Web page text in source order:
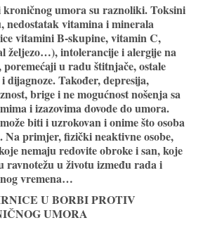
kroničnog umora su raznoliki. Toksini
nedostatak vitamina i minerala
vitamini B-skupine, vitamin C,
željezo…), intolerancije i alergije na
u radu štitnjače, ostale
dijagnoze. Također, depresija,
brige i ne mogućnost nošenja sa
i izazovima dovode do umora.
biti i uzrokovan i onime što osoba
Na primjer, fizički neaktivne osobe,
nemaju redovite obroke i san, koje
ravnotežu u životu između rada i
vremena…
U BORBI PROTIV
UMORA